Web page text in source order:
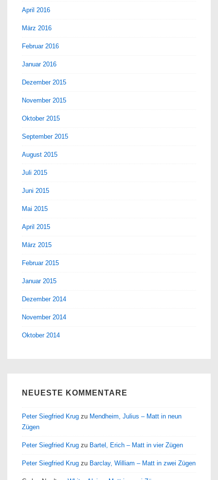
April 2016
März 2016
Februar 2016
Januar 2016
Dezember 2015
November 2015
Oktober 2015
September 2015
August 2015
Juli 2015
Juni 2015
Mai 2015
April 2015
März 2015
Februar 2015
Januar 2015
Dezember 2014
November 2014
Oktober 2014
NEUESTE KOMMENTARE
Peter Siegfried Krug zu Mendheim, Julius – Matt in neun
Zügen
Peter Siegfried Krug zu Bartel, Erich – Matt in vier Zügen
Peter Siegfried Krug zu Barclay, William – Matt in zwei Zügen